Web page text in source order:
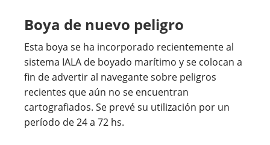
Boya de nuevo peligro
Esta boya se ha incorporado recientemente al
sistema IALA de boyado marítimo y se colocan a
fin de advertir al navegante sobre peligros
recientes que aún no se encuentran
cartografiados. Se prevé su utilización por un
período de 24 a 72 hs.